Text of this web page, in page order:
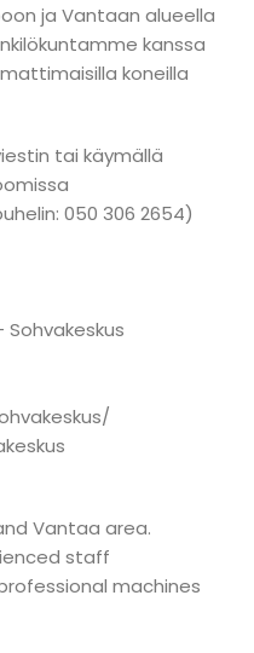
ja Vantaan alueella
kanssa
koneilla
tai käymällä
050 306 2654)
Sohvakeskus
Vantaa area.
staff
machines